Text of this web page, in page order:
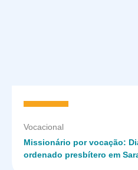
Vocacional
Missionário por vocação:
ordenado presbítero em